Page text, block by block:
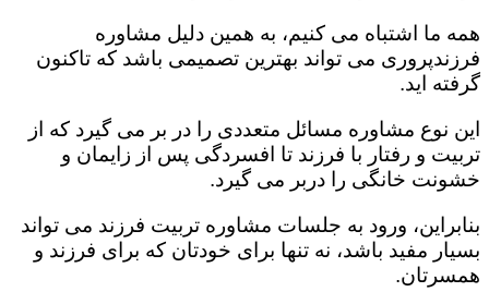
همه ما اشتباه می کنیم، به همین دلیل مشاوره
فرزندپروری می تواند بهترین تصمیمی باشد که تاکنون
گرفته اید.
این نوع مشاوره مسائل متعددی را در بر می گیرد که از
تربیت و رفتار با فرزند تا افسردگی پس از زایمان و
خشونت خانگی را دربر می گیرد.
بنابراین، ورود به جلسات مشاوره تربیت فرزند می تواند
بسیار مفید باشد، نه تنها برای خودتان که برای فرزند و
همسرتان.